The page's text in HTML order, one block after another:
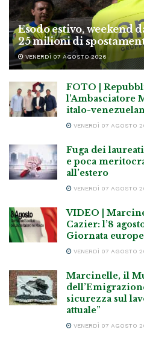
Esodo estivo, weekend
25 milioni di
VENERDÌ 07 AGOSTO 2026
FOTO |
l’Ambasciatore
italo-
VENERDÌ 07 AGOSTO
Fuga dei
e poca
all’estero
VENERDÌ 07 AGOSTO
VIDEO |
Cazier: l’8
Giornata
VENERDÌ 07 AGOSTO
Marcinelle, il
sicurezza sul
attuale”
VENERDÌ 07 AGOSTO